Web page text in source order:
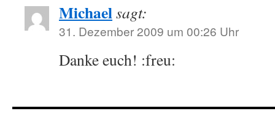
Michaelsagt:
31. Dezember 2009 um 00:26 Uhr
Danke euch! :freu: